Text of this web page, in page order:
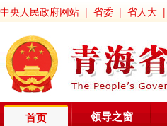
中央人民政府网站 | 省委 | 省人大 |
首页 领导之窗